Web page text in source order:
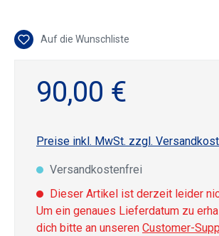
Auf die Wunschliste
90,00 €
Preise inkl. MwSt. zzgl.
Versandkostenfrei
Dieser Artikel ist derzeit leider
Um ein genaues Lieferdatum zu
dich bitte an unseren Customer-